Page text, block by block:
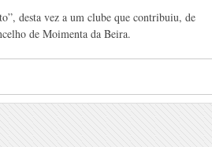
desta vez a um clube que contribuiu, de
de Moimenta da Beira.